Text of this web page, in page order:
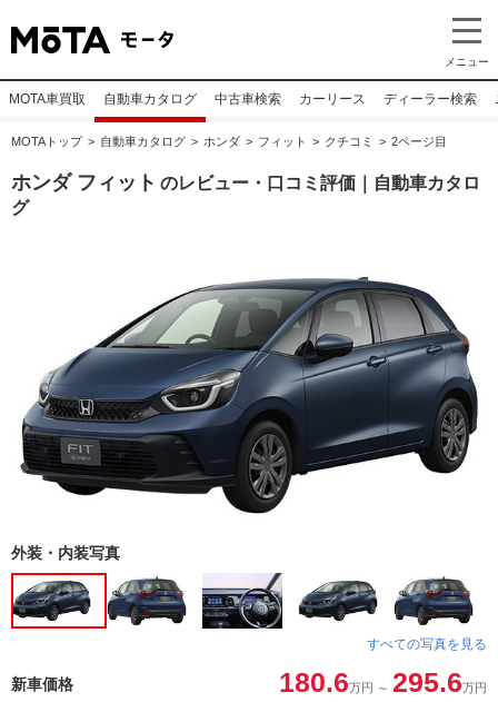
メニュー
MOTA車買取 自動車カタログ 中古車検索 カーリース ディーラー検索
MOTAトップ 自動車カタログ ホンダ フィット クチコミ 2ページ目
ホンダ フィット のレビュー・口コミ評価｜自動車カタロ
グ
外装・内装写真
すべての写真を見る
新車価格 180.6万円 ～ 295.6万円